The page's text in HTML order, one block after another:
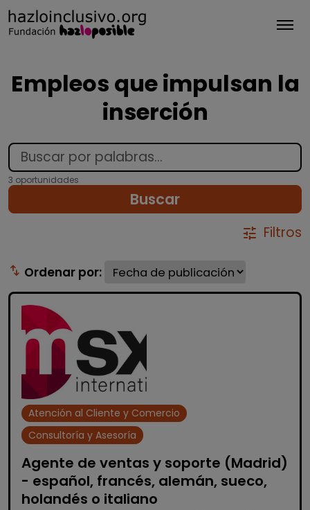
Empleos que impulsan la
inserción
3 oportunidades
Buscar
tune Filtros
swap_vert Ordenar por:
Atención al Cliente y Comercio
Consultoría y Asesoría
Agente de ventas y soporte (Madrid)
- español, francés, alemán, sueco,
holandés o italiano